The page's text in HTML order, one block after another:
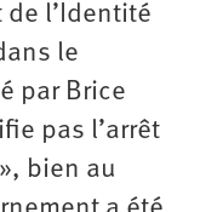
de l’Identité
le
par Brice
pas l’arrêt
bien au